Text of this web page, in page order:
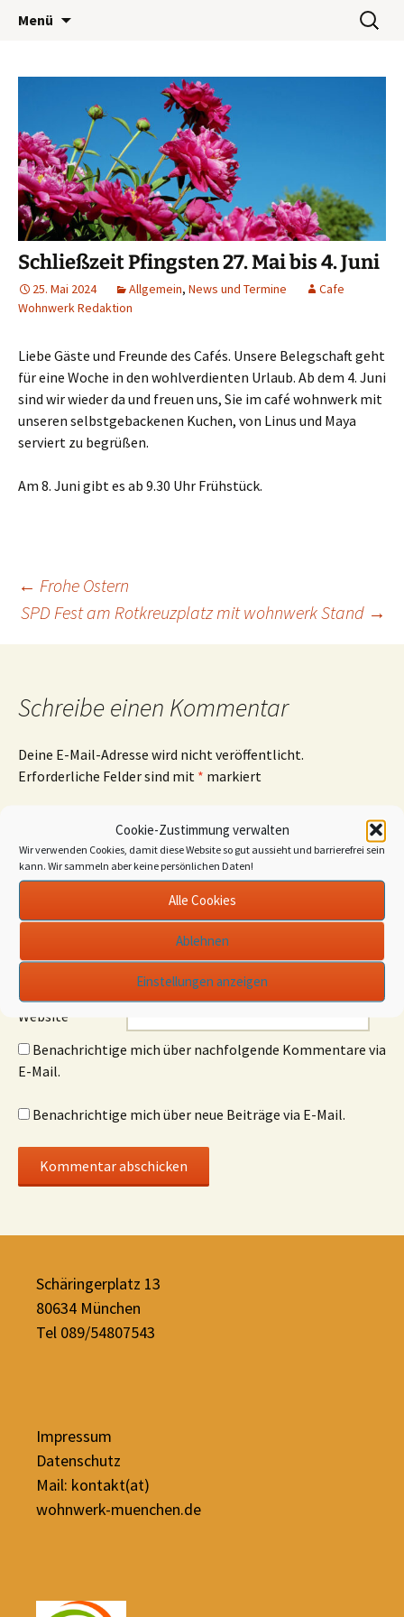
Cookie-Zustimmung verwalten
Wir verwenden Cookies, damit diese Website so gut aussieht und barrierefrei sein
kann. Wir sammeln aber keine persönlichen Daten!
Alle Cookies
Ablehnen
Einstellungen anzeigen
Café Wohnwerk
Wohnwerk München e.V.
Menü
Suchen
nach:
Schließzeit Pfingsten 27. Mai bis 4. Juni
25. Mai 2024 Allgemein, News und Termine
Cafe
Wohnwerk Redaktion
Liebe Gäste und Freunde des Cafés. Unsere Belegschaft geht
für eine Woche in den wohlverdienten Urlaub. Ab dem 4. Juni
sind wir wieder da und freuen uns, Sie im café wohnwerk mit
unseren selbstgebackenen Kuchen, von Linus und Maya
serviert zu begrüßen.
Am 8. Juni gibt es ab 9.30 Uhr Frühstück.
Beitragsnavigation
← Frohe Ostern
SPD Fest am Rotkreuzplatz mit wohnwerk Stand →
Schreibe einen Kommentar
Deine E-Mail-Adresse wird nicht veröffentlicht.
Erforderliche Felder sind mit * markiert
Website
Benachrichtige mich über nachfolgende Kommentare via
E-Mail.
Benachrichtige mich über neue Beiträge via E-Mail.
Schäringerplatz 13
80634 München
Tel 089/54807543
Impressum
Datenschutz
Mail: kontakt(at)
wohnwerk-muenchen.de